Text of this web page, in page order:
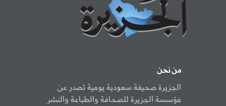
من نحن
الجزيرة صحيفة سعودية يومية تصدر عن
مؤسسة الجزيرة للصحافة والطباعة والنشر